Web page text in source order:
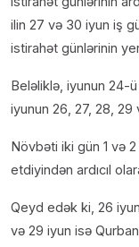
ilin 27 və 30 iyun iş
istirahət günlərinin
Beləliklə, iyunun 24-
iyunun 26, 27, 28,
Növbəti iki gün 1 və
etdiyindən ardıcıl
Qeyd edək ki, 26
və 29 iyun isə Qurban